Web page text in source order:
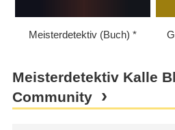
Meisterdetektiv (Buch)
Meisterdetektiv Kalle
Community